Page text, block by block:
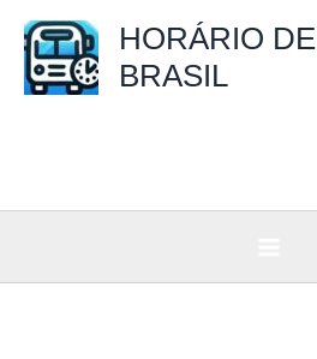
para
HORÁRIO
BRASIL